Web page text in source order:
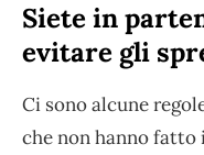
Siete in
evitare gli
Ci sono alcune
che non hanno